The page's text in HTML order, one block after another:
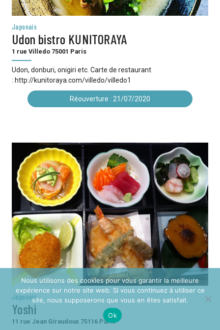
Japonais
Udon bistro KUNITORAYA
1 rue Villedo 75001 Paris
Udon, donburi, onigiri etc. Carte de restaurant
: http://kunitoraya.com/villedo/villedo1
Réouverture : 21/07/2020
Japonais
Yoshi
11 rue Jean Giraudoux 75116 Paris
Nous utilisons des cookies pour vous garantir la meilleure
expérience sur notre site web. Si vous continuez à utiliser ce
site, nous supposerons que vous en êtes satisfait.
Ok